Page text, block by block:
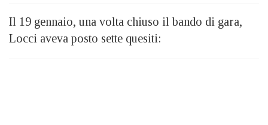
Il 19 gennaio, una volta chiuso il bando di gara,
Locci aveva posto sette quesiti: